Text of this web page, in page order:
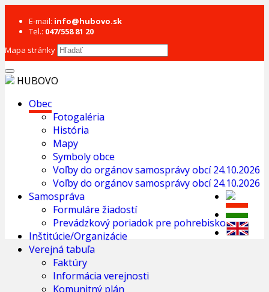
E-mail: info@hubovo.sk
Tel.: 047/558 81 20
Mapa stránky
HUBOVO
Obec
Fotogaléria
História
Mapy
Symboly obce
Voľby do orgánov samosprávy obcí 24.10.2026
Voľby do orgánov samosprávy obcí 24.10.2026
Samospráva
Formuláre žiadostí
Prevádzkový poriadok pre pohrebisko
Inštitúcie/Organizácie
Verejná tabuľa
Faktúry
Informácia verejnosti
Komunitný plán